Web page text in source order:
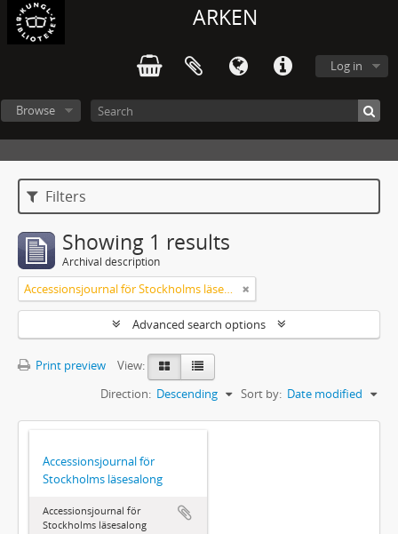
ARKEN
Log in
Browse
Filters
Showing 1 results
Archival description
Accessionsjournal för Stockholms läsesalong
Advanced search options
Print preview
View:
Sort by: Date modified
Direction: Descending
Accessionsjournal för
Stockholms läsesalong
Accessionsjournal för
Stockholms läsesalong